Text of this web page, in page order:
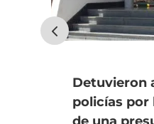
Detuvieron
policías por